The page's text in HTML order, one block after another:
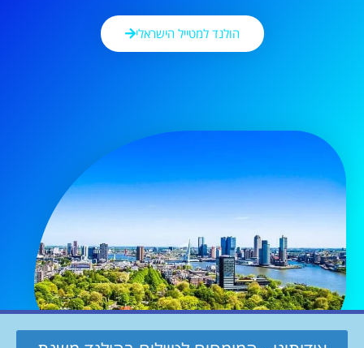
הולנד למטייל הישראלי